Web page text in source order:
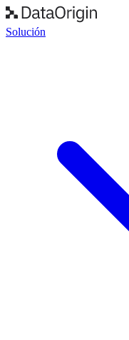
Solución